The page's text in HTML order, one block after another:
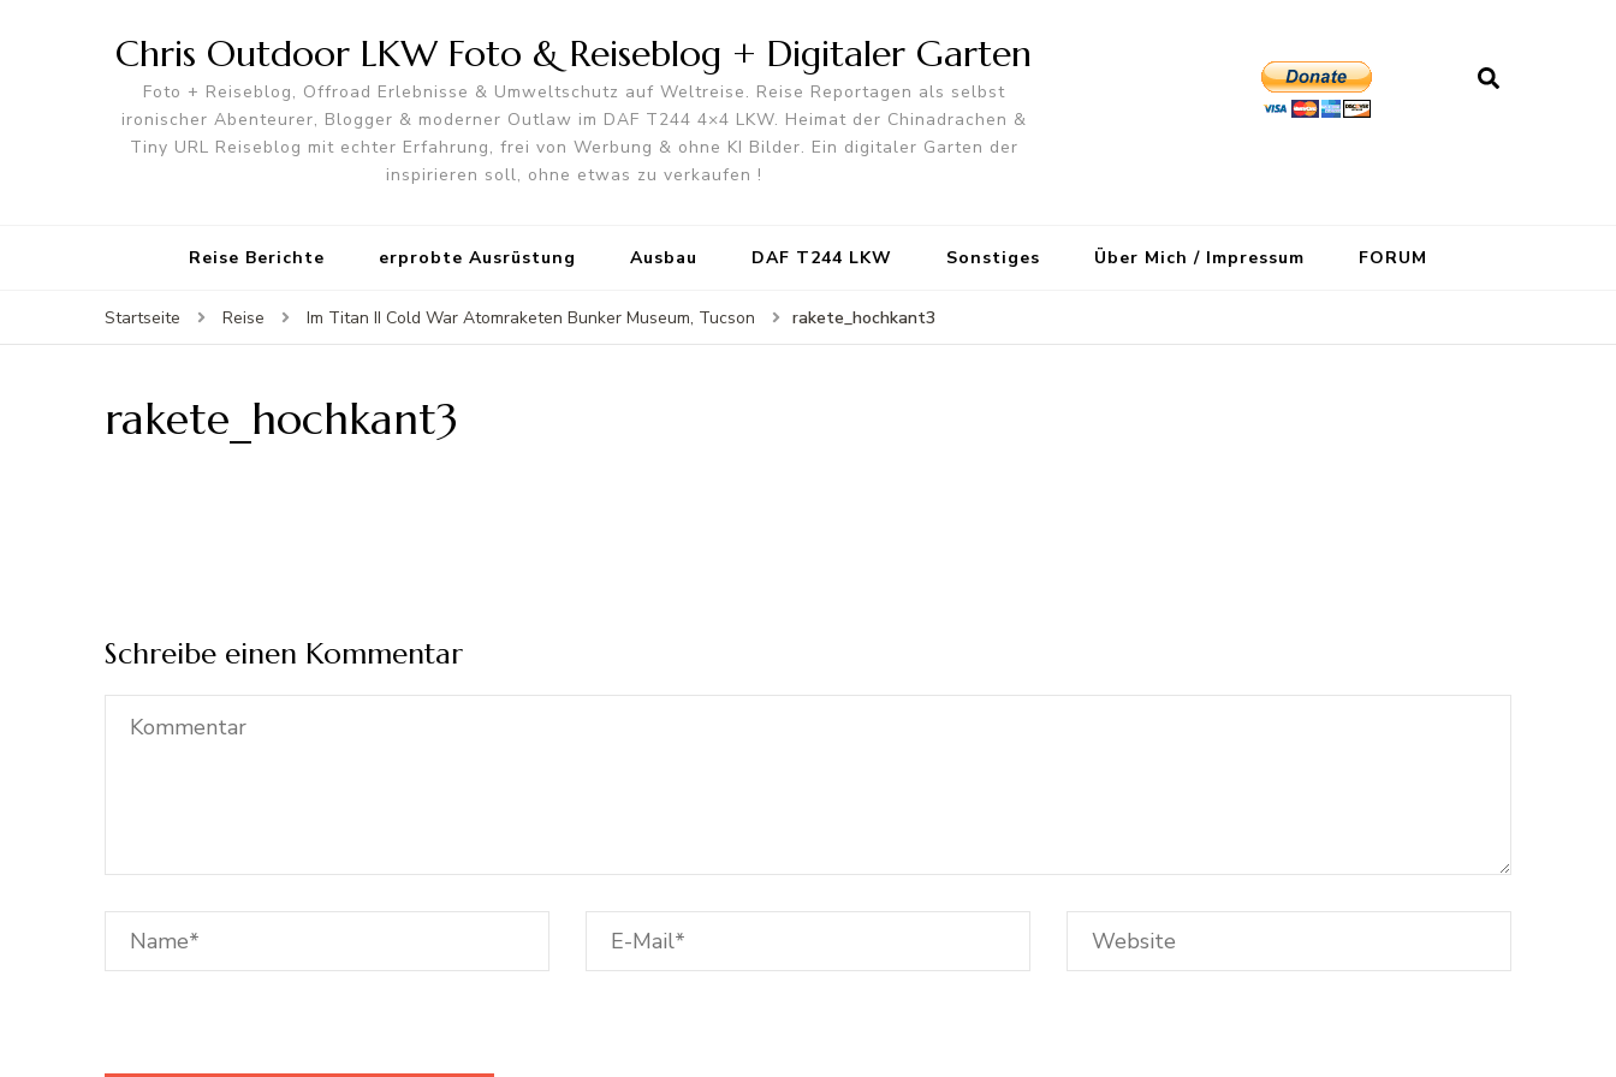
Chris Outdoor LKW Foto & Reiseblog + Digitaler Garten
Foto + Reiseblog, Offroad Erlebnisse & Umweltschutz auf Weltreise. Reise Reportagen als selbst
ironischer Abenteurer, Blogger & moderner Outlaw im DAF T244 4×4 LKW. Heimat der Chinadrachen &
Tiny URL Reiseblog mit echter Erfahrung, frei von Werbung & ohne KI Bilder. Ein digitaler Garten der
inspirieren soll, ohne etwas zu verkaufen !
Reise Berichte erprobte Ausrüstung Ausbau DAF T244 LKW Sonstiges Über Mich / Impressum FORUM
Startseite Reise Im Titan II Cold War Atomraketen Bunker Museum, Tucson rakete_hochkant3
rakete_hochkant3
Schreibe einen Kommentar